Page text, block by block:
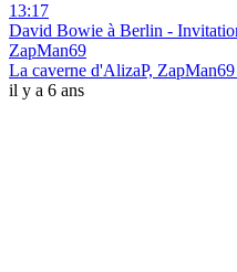
13:17
David Bowie à Berlin -
ZapMan69
La caverne d'AlizaP,
il y a 6 ans